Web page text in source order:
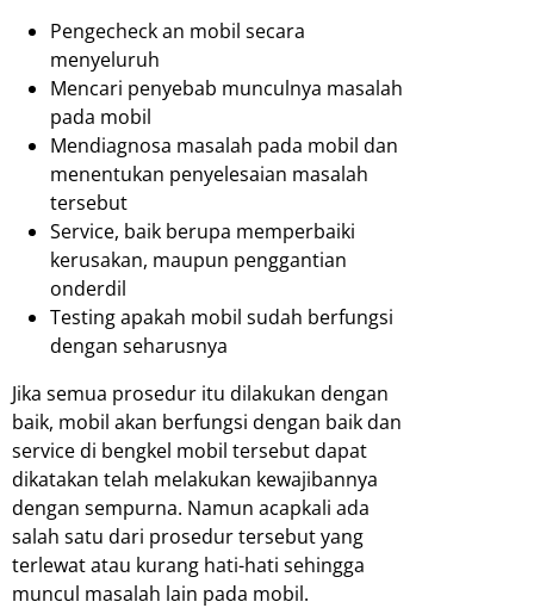
Pengecheck an mobil secara
menyeluruh
Mencari penyebab munculnya masalah
pada mobil
Mendiagnosa masalah pada mobil dan
menentukan penyelesaian masalah
tersebut
Service, baik berupa memperbaiki
kerusakan, maupun penggantian
onderdil
Testing apakah mobil sudah berfungsi
dengan seharusnya
Jika semua prosedur itu dilakukan dengan
baik, mobil akan berfungsi dengan baik dan
service di bengkel mobil tersebut dapat
dikatakan telah melakukan kewajibannya
dengan sempurna. Namun acapkali ada
salah satu dari prosedur tersebut yang
terlewat atau kurang hati-hati sehingga
muncul masalah lain pada mobil.